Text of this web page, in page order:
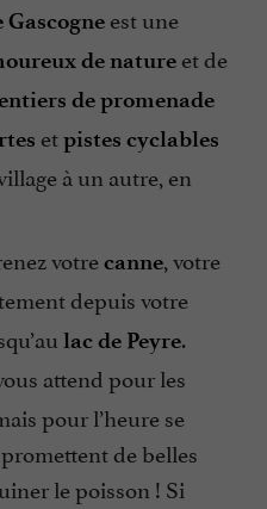
Gascogne est une
de nature et de
de promenade
etpistes cyclables
à un autre, en
votrecanne, votre
depuis votre
lac de Peyre.
attend pour les
pour l’heure se
de belles
le poisson ! Si